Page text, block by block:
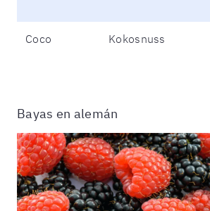
Coco Kokosnuss
Bayas en alemán